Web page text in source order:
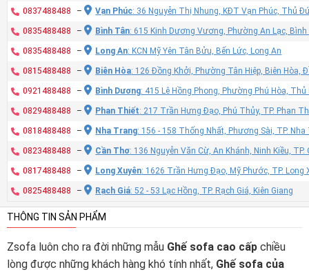
0837488488 – Vạn Phúc: 36 Nguyễn Thị Nhung, KĐT Vạn Phúc, Thủ
0835488488 – Bình Tân: 615 Kinh Dương Vương, Phường An Lạc, Bình
0835488488 – Long An: KCN Mỹ Yên Tân Bửu, Bến Lức, Long An
0815488488 – Biên Hòa: 126 Đồng Khởi, Phường Tân Hiệp, Biên Hòa,
0921488488 – Bình Dương: 415 Lê Hồng Phong, Phường Phú Hòa,
0829488488 – Phan Thiết: 217 Trần Hưng Đạo, Phú Thủy, TP. Phan
0818488488 – Nha Trang: 156 - 158 Thống Nhất, Phương Sài, TP.
0823488488 – Cần Thơ: 136 Nguyễn Văn Cừ, An Khánh, Ninh Kiều,
0817488488 – Long Xuyên: 1626 Trần Hưng Đạo, Mỹ Phước, TP. Long
0825488488 – Rạch Giá: 52 - 53 Lạc Hồng, TP. Rạch Giá, Kiên Giang
THÔNG TIN SẢN PHẨM
Zsofa luôn cho ra đời những mẫu Ghế sofa cao cấp chiều
lòng được những khách hàng khó tính nhất, Ghế sofa của